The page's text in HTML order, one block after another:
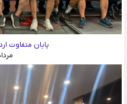
پایان متفاوت
مرداد ۱۵,